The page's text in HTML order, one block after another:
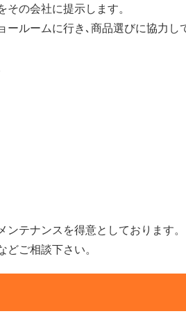
の会社に提示します。
ルームに行き､商品選びに協力し
テナンスを得意としております。
ご相談下さい。